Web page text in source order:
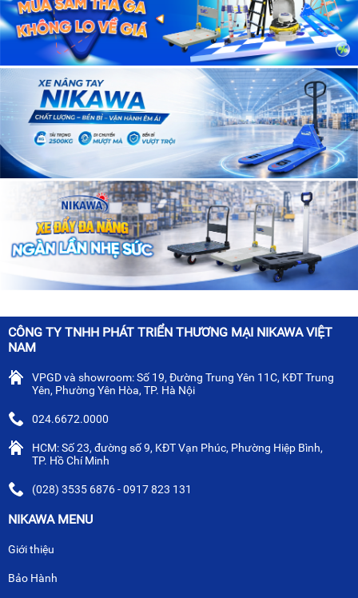
CÔNG TY TNHH PHÁT TRIỂN THƯƠNG MẠI NIKAWA VIỆT
NAM
VPGD và showroom: Số 19, Đường Trung Yên 11C, KĐT Trung
Yên, Phường Yên Hòa, TP. Hà Nội
024.6672.0000
HCM: Số 23, đường số 9, KĐT Vạn Phúc, Phường Hiệp Bình,
TP. Hồ Chí Minh
(028) 3535 6876 - 0917 823 131
NIKAWA MENU
Giới thiệu
Bảo Hành